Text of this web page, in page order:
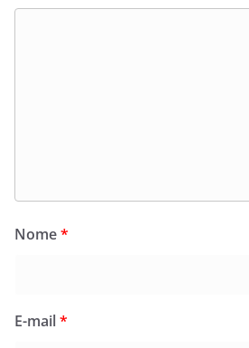
Nome*
E-mail*